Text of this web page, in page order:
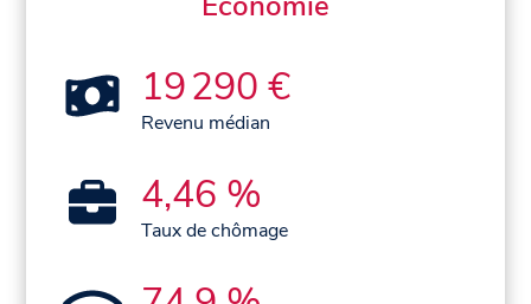
19 290 €
Revenu médian
4,46 %
Taux de chômage